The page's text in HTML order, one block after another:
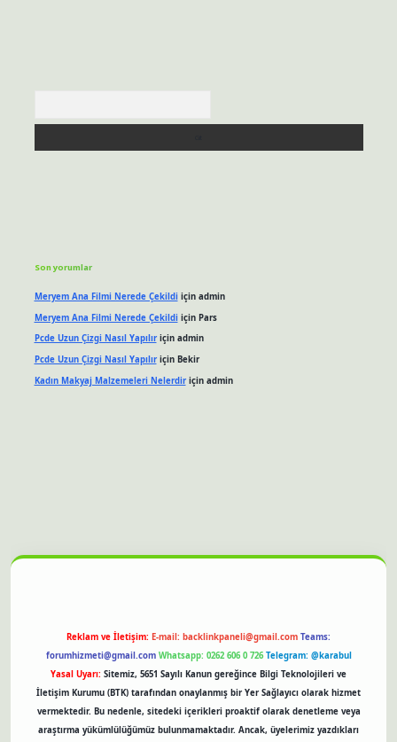
Son yorumlar
Meryem Ana Filmi Nerede Çekildiiçin admin
Meryem Ana Filmi Nerede Çekildiiçin Pars
Pcde Uzun Çizgi Nasıl Yapılıriçin admin
Pcde Uzun Çizgi Nasıl Yapılıriçin Bekir
Kadın Makyaj Malzemeleri Nelerdiriçin admin
Reklam ve İletişim: E-mail: backlinkpaneli@gmail.com Teams:
forumhizmeti@gmail.com Whatsapp: 0262 606 0 726 Telegram: @karabul
Yasal Uyarı: Sitemiz, 5651 Sayılı Kanun gereğince Bilgi Teknolojileri ve
İletişim Kurumu (BTK) tarafından onaylanmış bir Yer Sağlayıcı olarak hizmet
vermektedir. Bu nedenle, sitedeki içerikleri proaktif olarak denetleme veya
araştırma yükümlülüğümüz bulunmamaktadır. Ancak, üyelerimiz yazdıkları